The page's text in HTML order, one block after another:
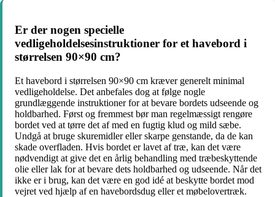
Er der nogen specielle
vedligeholdelsesinstruktioner for et havebord i
størrelsen 90×90 cm?
Et havebord i størrelsen 90×90 cm kræver generelt minimal
vedligeholdelse. Det anbefales dog at følge nogle
grundlæggende instruktioner for at bevare bordets udseende og
holdbarhed. Først og fremmest bør man regelmæssigt rengøre
bordet ved at tørre det af med en fugtig klud og mild sæbe.
Undgå at bruge skuremidler eller skarpe genstande, da de kan
skade overfladen. Hvis bordet er lavet af træ, kan det være
nødvendigt at give det en årlig behandling med træbeskyttende
olie eller lak for at bevare dets holdbarhed og udseende. Når det
ikke er i brug, kan det være en god idé at beskytte bordet mod
vejret ved hjælp af en havebordsdug eller et møbelovertræk.